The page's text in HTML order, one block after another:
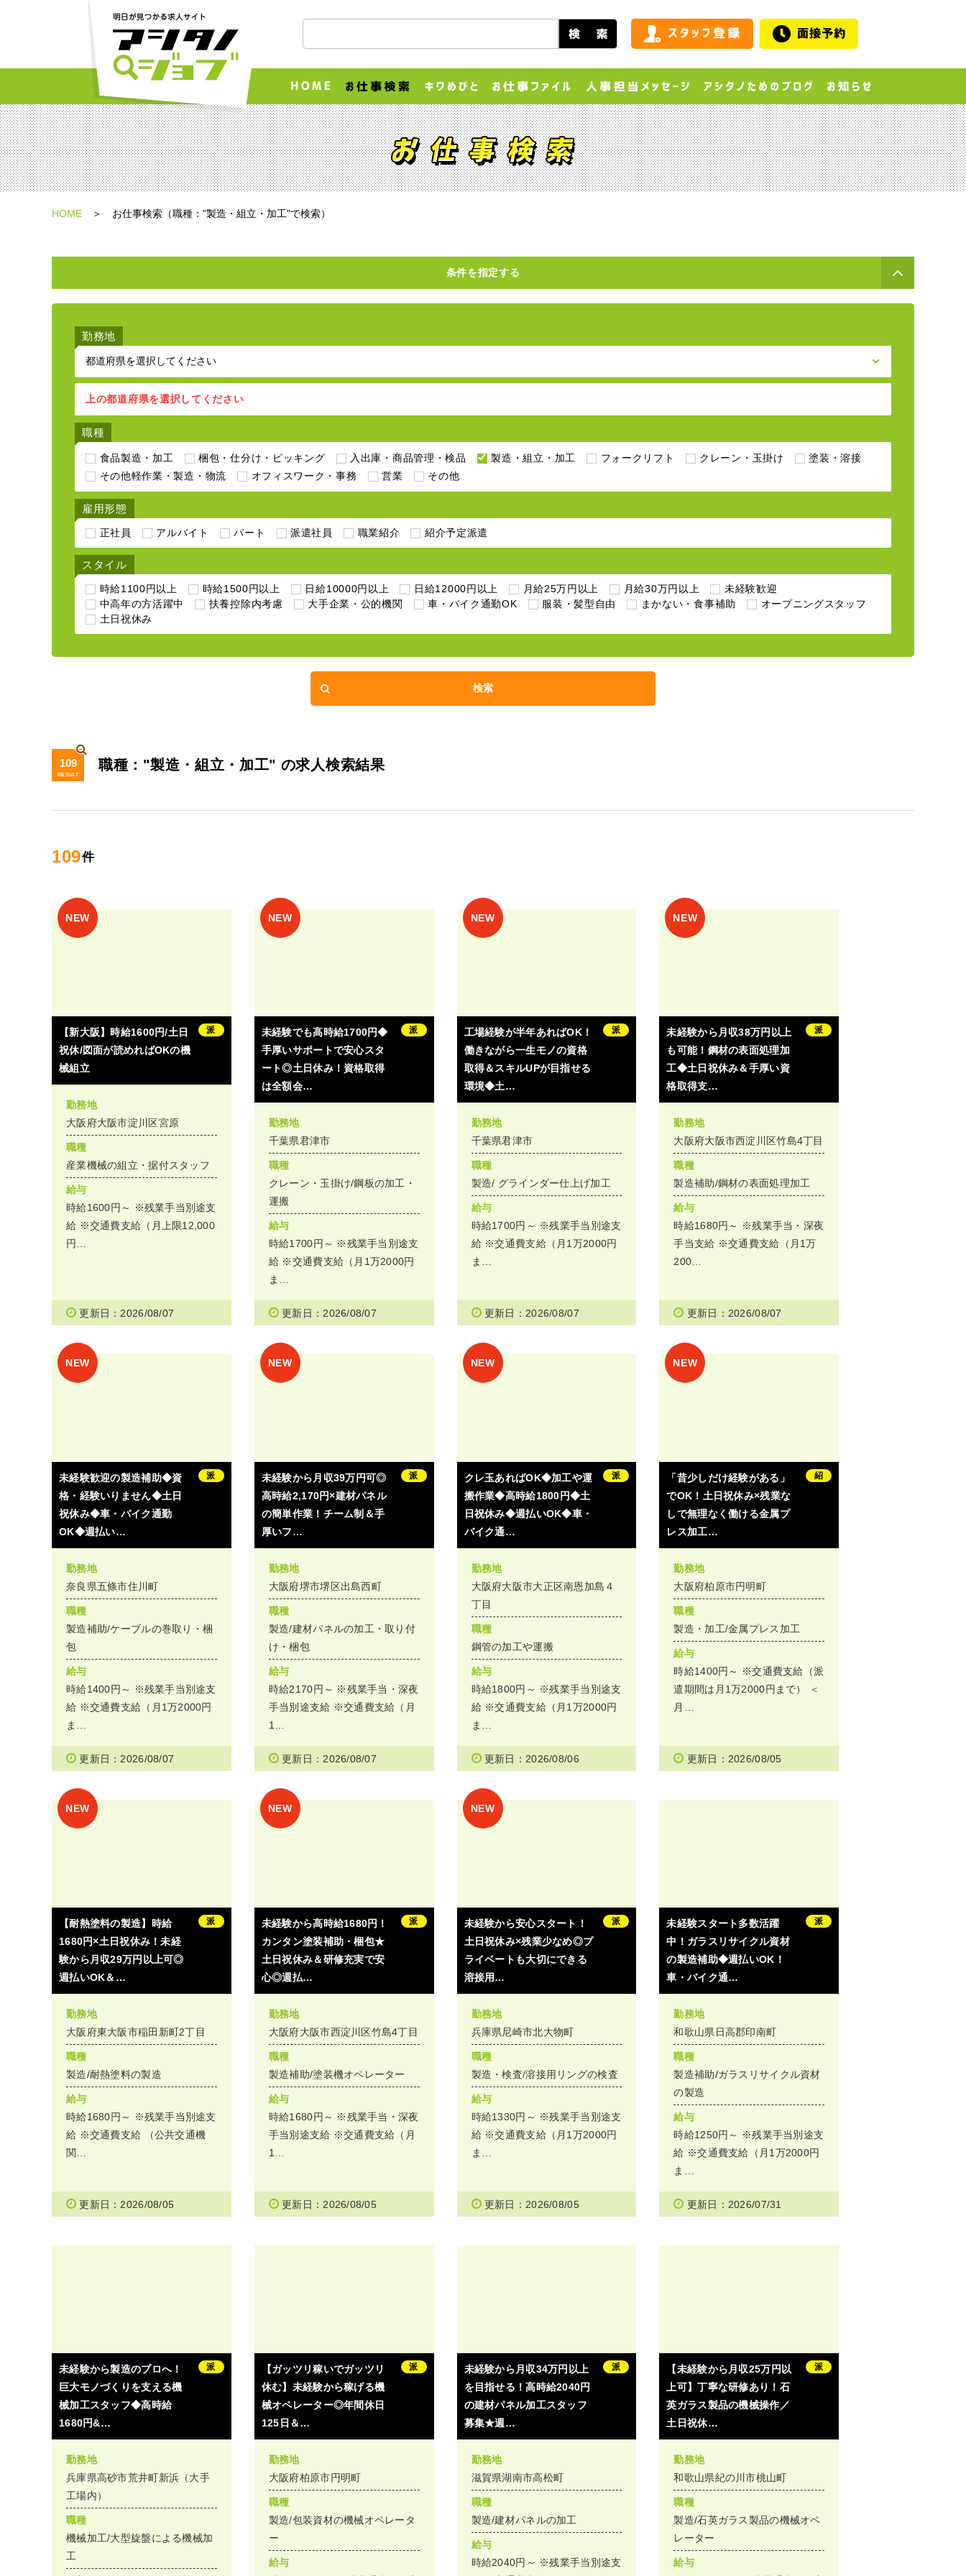
HOME お仕事検索（職種："製造・組立・加工"で検索）
条件を指定する
勤務地
上の都道府県を選択してください
職種
食品製造・加工 梱包・仕分け・ピッキング 入出庫・商品管理・検品 製造・組立・加工 フォークリフト クレーン・玉掛け
塗装・溶接
その他軽作業・製造・物流
オフィスワーク・事務 営業 その他
雇用形態
正社員 アルバイト パート 派遣社員 職業紹介 紹介予定派遣
スタイル
時給1100円以上 時給1500円以上 日給10000円以上 日給12000円以上 月給25万円以上 月給30万円以上
未経験歓迎
中高年の方活躍中
扶養控除内考慮 大手企業・公的機関 車・バイク通勤OK 服装・髪型自由 まかない・食事補助
オープニングスタッフ
土日祝休み
109
RESULT
職種："製造・組立・加工" の求人検索結果
109件
【新大阪】時給1600円/土日
祝休/図面が読めればOKの機
械組立
派
勤務地
大阪府大阪市淀川区宮原
職種
産業機械の組立・据付スタッフ
給与
時給1600円～ ※残業手当別途支
給 ※交通費支給（月上限12,000
円…
更新日：2026/08/07
未経験でも高時給1700円◆
手厚いサポートで安心スタ
ート◎土日休み！資格取得
は全額会…
派
勤務地
千葉県君津市
職種
クレーン・玉掛け/鋼板の加工・
運搬
給与
時給1700円～ ※残業手当別途支
給 ※交通費支給（月1万2000円
ま…
更新日：2026/08/07
工場経験が半年あればOK！
働きながら一生モノの資格
取得＆スキルUPが目指せる
環境◆土…
派
勤務地
千葉県君津市
職種
製造/ グラインダー仕上げ加工
給与
時給1700円～ ※残業手当別途支
給 ※交通費支給（月1万2000円
ま…
更新日：2026/08/07
未経験から月収38万円以上
も可能！鋼材の表面処理加
工◆土日祝休み＆手厚い資
格取得支…
派
勤務地
大阪府大阪市西淀川区竹島4丁目
職種
製造補助/鋼材の表面処理加工
給与
時給1680円～ ※残業手当・深夜
手当支給 ※交通費支給（月1万
200…
更新日：2026/08/07
未経験歓迎の製造補助◆資
格・経験いりません◆土日
祝休み◆車・バイク通勤
OK◆週払い…
派
勤務地
奈良県五條市住川町
職種
製造補助/ケーブルの巻取り・梱
包
給与
時給1400円～ ※残業手当別途支
給 ※交通費支給（月1万2000円
ま…
更新日：2026/08/07
未経験から月収39万円可◎
高時給2,170円×建材パネル
の簡単作業！チーム制＆手
厚いフ…
派
勤務地
大阪府堺市堺区出島西町
職種
製造/建材パネルの加工・取り付
け・梱包
給与
時給2170円～ ※残業手当・深夜
手当別途支給 ※交通費支給（月
1…
更新日：2026/08/07
クレ玉あればOK◆加工や運
搬作業◆高時給1800円◆土
日祝休み◆週払いOK◆車・
バイク通…
派
勤務地
大阪府大阪市大正区南恩加島４
丁目
職種
鋼管の加工や運搬
給与
時給1800円～ ※残業手当別途支
給 ※交通費支給（月1万2000円
ま…
更新日：2026/08/06
「昔少しだけ経験がある」
でOK！土日祝休み×残業な
しで無理なく働ける金属プ
レス加工…
紹
勤務地
大阪府柏原市円明町
職種
製造・加工/金属プレス加工
給与
時給1400円～ ※交通費支給（派
遣期間は月1万2000円まで） ＜
月…
更新日：2026/08/05
【耐熱塗料の製造】時給
1680円×土日祝休み！未経
験から月収29万円以上可◎
週払いOK＆…
派
勤務地
大阪府東大阪市稲田新町2丁目
職種
製造/耐熱塗料の製造
給与
時給1680円～ ※残業手当別途支
給 ※交通費支給 （公共交通機
関…
更新日：2026/08/05
未経験から高時給1680円！
カンタン塗装補助・梱包★
土日祝休み＆研修充実で安
心◎週払…
派
勤務地
大阪府大阪市西淀川区竹島4丁目
職種
製造補助/塗装機オペレーター
給与
時給1680円～ ※残業手当・深夜
手当別途支給 ※交通費支給（月
1…
更新日：2026/08/05
未経験から安心スタート！
土日祝休み×残業少なめ◎プ
ライベートも大切にできる
溶接用…
派
勤務地
兵庫県尼崎市北大物町
職種
製造・検査/溶接用リングの検査
給与
時給1330円～ ※残業手当別途支
給 ※交通費支給（月1万2000円
ま…
更新日：2026/08/05
未経験スタート多数活躍
中！ガラスリサイクル資材
の製造補助◆週払いOK！
車・バイク通…
派
勤務地
和歌山県日高郡印南町
職種
製造補助/ガラスリサイクル資材
の製造
給与
時給1250円～ ※残業手当別途支
給 ※交通費支給（月1万2000円
ま…
更新日：2026/07/31
未経験から製造のプロへ！
巨大モノづくりを支える機
械加工スタッフ◆高時給
1680円&…
派
勤務地
兵庫県高砂市荒井町新浜（大手
工場内）
職種
機械加工/大型旋盤による機械加
工
【ガッツリ稼いでガッツリ
休む】未経験から稼げる機
械オペレーター◎年間休日
125日＆…
派
勤務地
大阪府柏原市円明町
職種
製造/包装資材の機械オペレータ
ー
給与
未経験から月収34万円以上
を目指せる！高時給2040円
の建材パネル加工スタッフ
募集★週…
派
勤務地
滋賀県湖南市高松町
職種
製造/建材パネルの加工
給与
時給2040円～ ※残業手当別途支
【未経験から月収25万円以
上可】丁寧な研修あり！石
英ガラス製品の機械操作／
土日祝休…
派
勤務地
和歌山県紀の川市桃山町
職種
製造/石英ガラス製品の機械オペ
レーター
給与